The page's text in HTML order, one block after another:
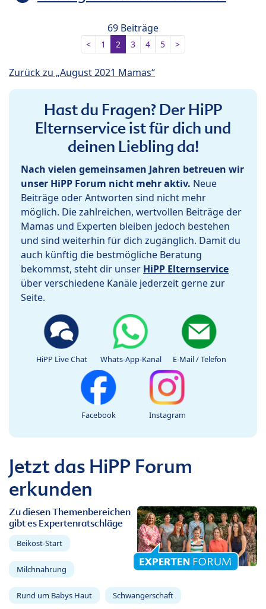
69 Beiträge
< 1 2 3 4 5 >
Zurück zu „August 2021 Mamas“
Hast du Fragen? Der HiPP
Elternservice ist für dich und
deinen Liebling da!
Nach vielen gemeinsamen Jahren betreuen wir
unser HiPP Forum nicht mehr aktiv. Neue
Beiträge oder Antworten sind nicht mehr
möglich. Die zahlreichen, wertvollen Beiträge der
Mamas und Experten bleiben jedoch bestehen
und sind weiterhin für dich zugänglich. Damit du
auch künftig die bestmögliche Beratung
bekommst, steht dir unser HiPP Elternservice
über verschiedene Kanäle jederzeit gerne zur
Seite.
HiPP Live Chat Whats-App-Kanal E-Mail / Telefon
Facebook Instagram
Jetzt das HiPP Forum
erkunden
Zu diesen Themenbereichen
gibt es Expertenratschläge
Beikost-Start
Milchnahrung
Rund um Babys Haut Schwangerschaft